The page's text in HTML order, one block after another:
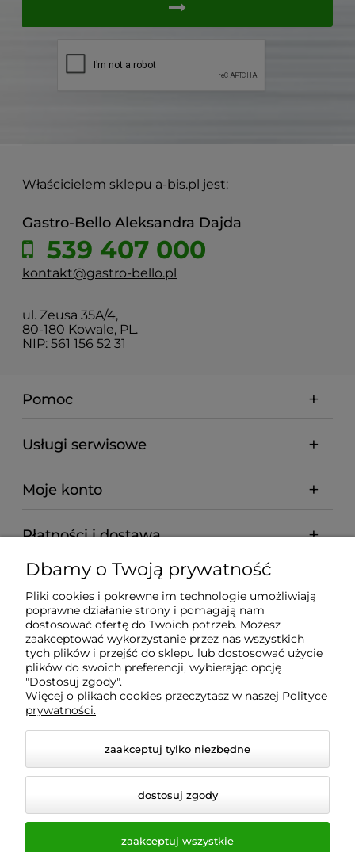
Właścicielem sklepu a-bis.pl jest:
Gastro-Bello Aleksandra Dajda
539 407 000
kontakt@gastro-bello.pl
ul. Zeusa 35A/4,
80-180 Kowale, PL.
NIP: 561 156 52 31
Pomoc
Usługi serwisowe
Moje konto
Płatności i dostawa
Informacje
O nas
Wyposażenie Gastronomii - Projekty Technologiczne -
Sklep Gastronomiczny - Serwis Sprzętu
Gastronomicznego | Gdańsk - Trójmiasto - Pomorskie
Dbamy o Twoją prywatność
Pliki cookies i pokrewne im technologie umożliwiają
poprawne działanie strony i pomagają nam
dostosować ofertę do Twoich potrzeb. Możesz
zaakceptować wykorzystanie przez nas wszystkich
tych plików i przejść do sklepu lub dostosować użycie
plików do swoich preferencji, wybierając opcję
"Dostosuj zgody".
Więcej o plikach cookies przeczytasz w naszej Polityce
prywatności.
zaakceptuj tylko niezbędne
dostosuj zgody
zaakceptuj wszystkie